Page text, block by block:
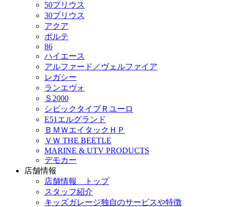
50プリウス
30プリウス
アクア
ポルテ
86
ハイエース
アルファード／ヴェルファイア
レガシー
ランエヴォ
Ｓ2000
シビックタイプＲユーロ
E51エルグランド
ＢＭＷエイタックＨＰ
ＶＷ THE BEETLE
MARINE & UTV PRODUCTS
デモカー
店舗情報
店舗情報 トップ
スタッフ紹介
キッズガレージ独自のサービスや特徴